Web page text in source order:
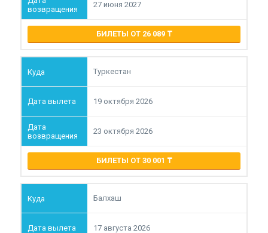
27 июня 2027
БИЛЕТЫ ОТ 26 089
Туркестан
19 октября 2026
23 октября 2026
БИЛЕТЫ ОТ 30 001
Балхаш
17 августа 2026